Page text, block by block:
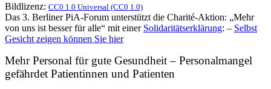
Bildlizenz: CC0 1.0 Universal (CC0 1.0)
Das 3. Berliner PiA-Forum unterstützt die Charité-Aktion: „Mehr
von uns ist besser für alle“ mit einer Solidaritätserklärung: – Selbst
Gesicht zeigen können Sie hier
Mehr Personal für gute Gesundheit – Personalmangel
gefährdet Patientinnen und Patienten